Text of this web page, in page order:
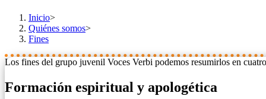
Inicio>
Quiénes somos>
Fines
Los fines del grupo juvenil Voces Verbi podemos resumirlos en
Formación espiritual y apologética